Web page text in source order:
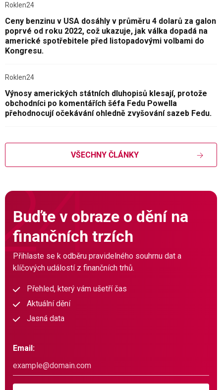
Roklen24
Ceny benzinu v USA dosáhly v průměru 4 dolarů za galon
poprvé od roku 2022, což ukazuje, jak válka dopadá na
americké spotřebitele před listopadovými volbami do
Kongresu.
Roklen24
Výnosy amerických státních dluhopisů klesají, protože
obchodníci po komentářích šéfa Fedu Powella
přehodnocují očekávání ohledně zvyšování sazeb Fedu.
VŠECHNY ČLÁNKY
Buďte v obraze o dění na
finančních trzích
Přihlaste se k odběru pravidelného souhrnu dat a
klíčových událostí z finančních trhů.
Přehled, který vám ušetří čas
Aktuální dění
Jasná data
Email: